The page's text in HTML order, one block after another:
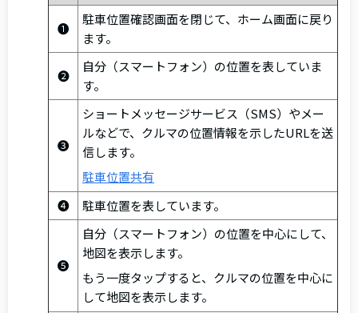
❶
駐車位置確認画面を閉じて、ホーム画面に戻り
ます。
❷
自分（スマートフォン）の位置を表していま
す。
❸
ショートメッセージサービス（SMS）やメー
ルなどで、クルマの位置情報を示したURLを送
信します。
駐車位置共有
❹
駐車位置を表しています。
❺
自分（スマートフォン）の位置を中心にして、
地図を表示します。
もう一度タップすると、クルマの位置を中心に
して地図を表示します。